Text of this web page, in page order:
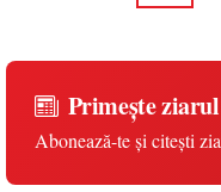
Primește
Abonează-te și citești